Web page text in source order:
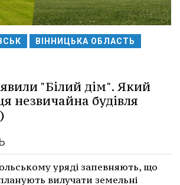
ВІННИЦЬКА ОБЛАСТЬ
"Білий дім". Який
незвичайна будівля
уряді запевняють, що
вилучати земельні